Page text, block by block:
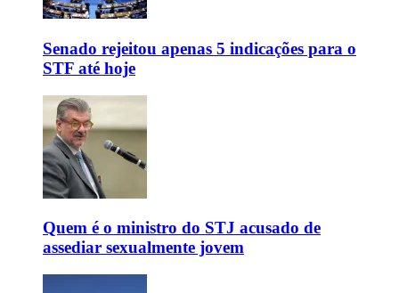
Senado rejeitou apenas 5 indicações para o
STF até hoje
Quem é o ministro do STJ acusado de
assediar sexualmente jovem